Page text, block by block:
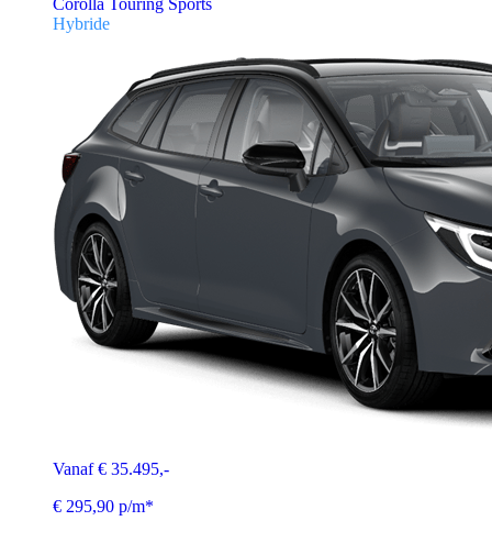
Hybride
Vanaf € 35.495,-
€ 295,90 p/m*